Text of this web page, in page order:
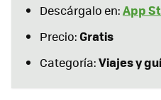
Descárgalo en:App
Precio:Gratis
Categoría:Viajes y